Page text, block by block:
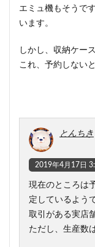
エミュ機もそうで
います。
しかし、収納ケー
これ、予約しない
とんちき
2019年4月17日
現在のところは
定しているよう
取引がある実店
ただし、生産数